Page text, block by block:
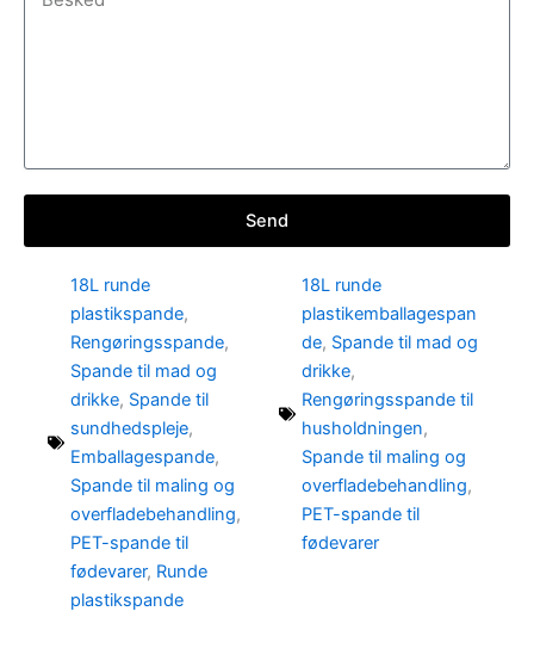
Send
18L runde
plastikspande,
Rengøringsspande,
Spande til mad og
drikke, Spande til
sundhedspleje,
Emballagespande,
Spande til maling og
overfladebehandling,
PET-spande til
fødevarer, Runde
plastikspande
18L runde
plastikemballagespan
de, Spande til mad og
drikke,
Rengøringsspande til
husholdningen,
Spande til maling og
overfladebehandling,
PET-spande til
fødevarer